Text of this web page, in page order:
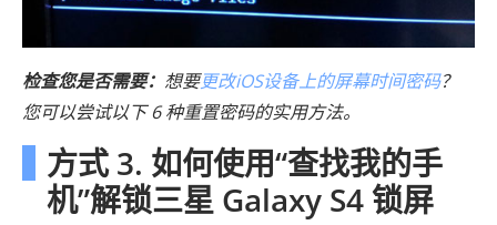
检查您是否需要： 想要更改iOS设备上的屏幕时间密码？
您可以尝试以下 6 种重置密码的实用方法。
方式 3. 如何使用“查找我的手
机”解锁三星 Galaxy S4 锁屏